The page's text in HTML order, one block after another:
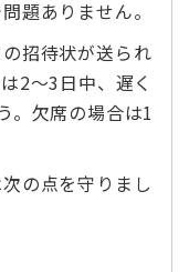
題ありません。
招待状が送られ
2～3日中、遅く
。欠席の場合は1
の点を守りまし